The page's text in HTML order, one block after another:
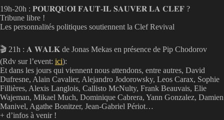
19h-20h : 𝐏𝐎𝐔𝐑𝐐𝐔𝐎𝐈 𝐅𝐀𝐔𝐓-𝐈𝐋 𝐒𝐀𝐔𝐕𝐄𝐑 𝐋𝐀 𝐂𝐋𝐄𝐅 ?
Tribune libre !
Les personnalités politiques soutiennent la Clef Revival
🎬 21h : 𝐀 𝐖𝐀𝐋𝐊 de Jonas Mekas en présence de Pip Chodorov
(Rdv sur l’event: ici):
Et dans les jours qui viennent nous attendons, entre autres, David
Dufresne, Alain Cavalier, Alejandro Jodorowsky, Leos Carax, Sophie
Fillières, Alexis Langlois, Callisto McNulty, Frank Beauvais, Elie
Wajeman, Mikael Much, Dominique Cabrera, Yann Gonzalez, Damien
Manivel, Agathe Bonitzer, Jean-Gabriel Périot…
+ d’infos à venir !